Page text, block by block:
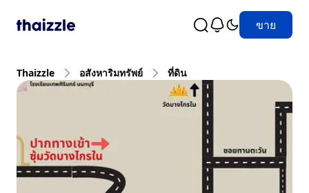
ขาย
Thaizzle อสังหาริมทรัพย์ ที่ดิน